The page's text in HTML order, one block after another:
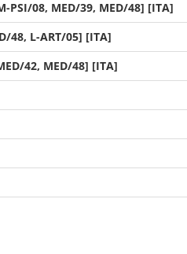
PSI/08, MED/39, MED/48] [ITA]
48, L-ART/05] [ITA]
42, MED/48] [ITA]